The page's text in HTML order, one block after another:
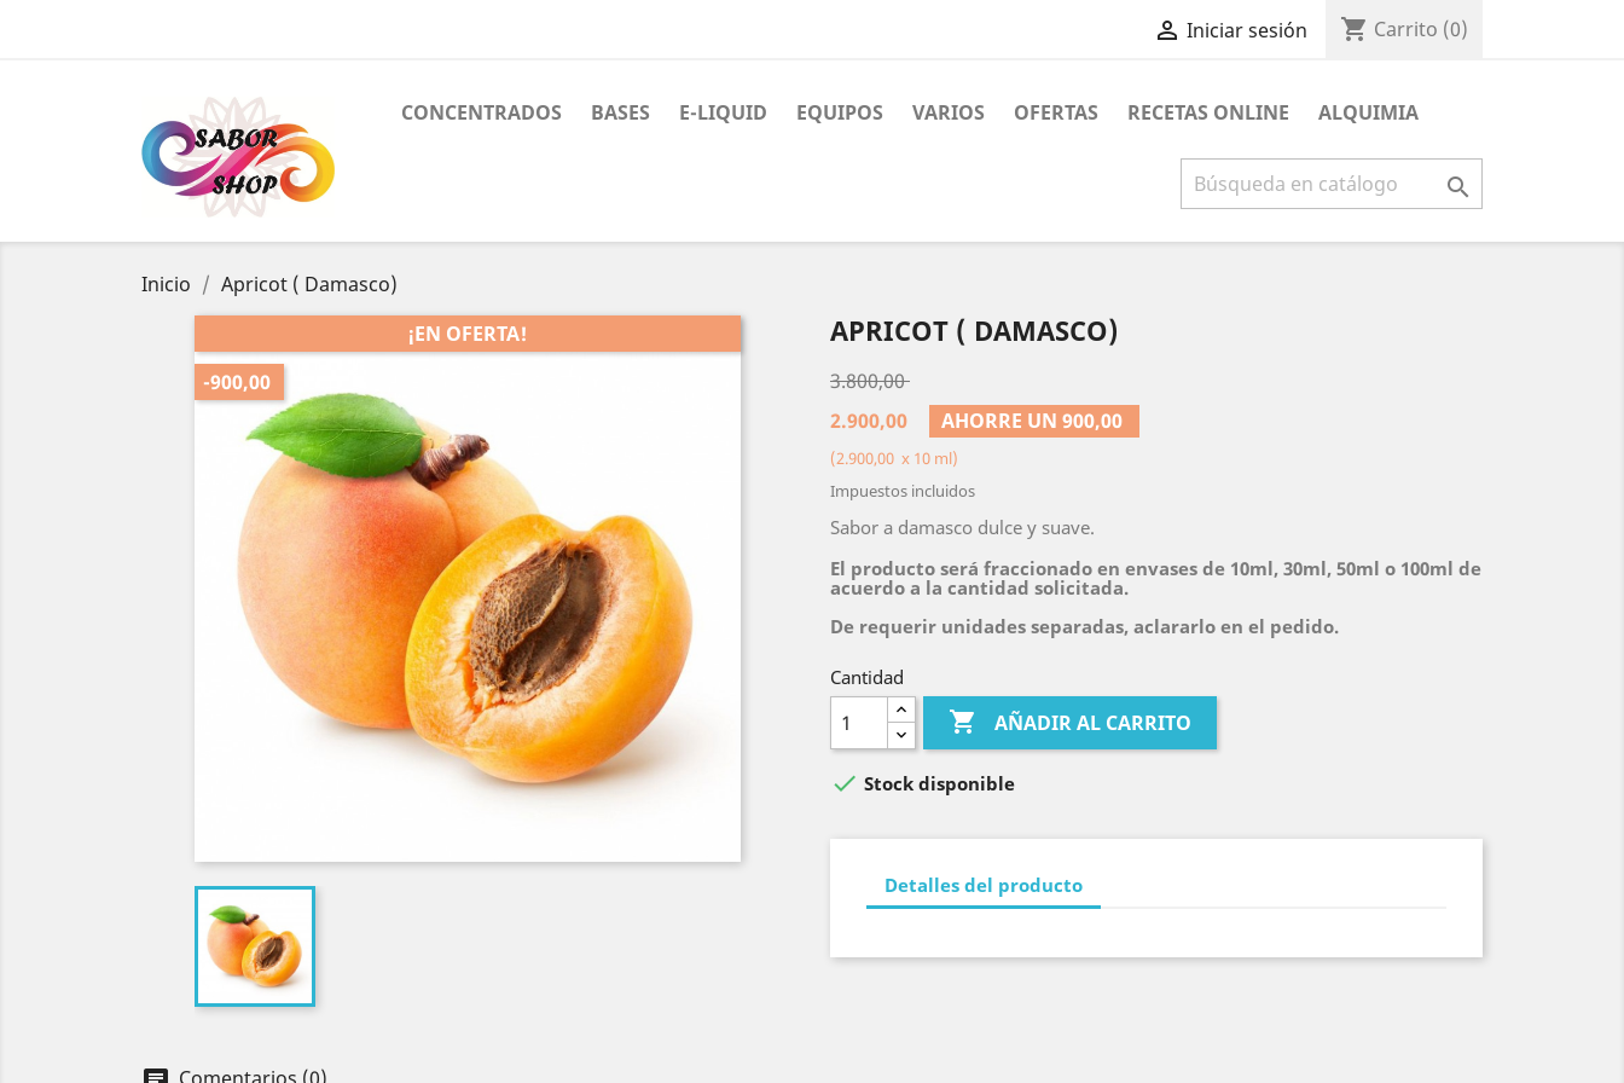
 Iniciar sesión shopping_cart Carrito (0)
CONCENTRADOS BASES E-LIQUID EQUIPOS VARIOS OFERTAS RECETAS ONLINE ALQUIMIA

Inicio
Apricot ( Damasco)
¡EN OFERTA!
-900,00
APRICOT ( DAMASCO)
3.800,00
2.900,00
AHORRE UN 900,00
(2.900,00 x 10 ml)
Impuestos incluidos
Sabor a damasco dulce y suave.
El producto será fraccionado en envases de 10ml, 30ml, 50ml o 100ml de
acuerdo a la cantidad solicitada.
De requerir unidades separadas, aclararlo en el pedido.
Cantidad
 AÑADIR AL CARRITO
 Stock disponible
Detalles del producto